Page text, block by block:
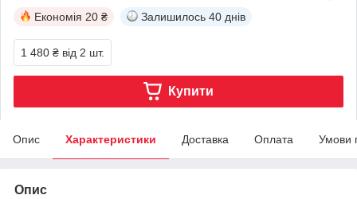
Економія 20 ₴ Залишилось 40 днів
1 480 ₴ від 2 шт.
Купити
Опис Характеристики Доставка Оплата Умови
Опис